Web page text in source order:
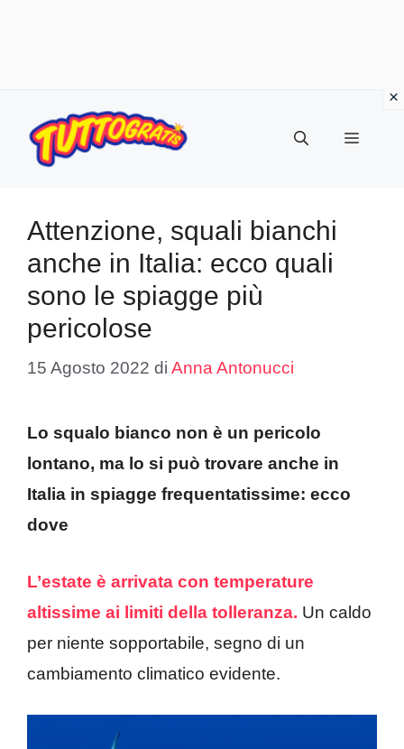
contenuto
Menu
Attenzione, squali bianchi
anche in Italia: ecco quali
sono le spiagge più
pericolose
15 Agosto 2022 di Anna Antonucci
Lo squalo bianco non è un pericolo
lontano, ma lo si può trovare anche in
Italia in spiagge frequentatissime: ecco
dove
L’estate è arrivata con temperature
altissime ai limiti della tolleranza. Un caldo
per niente sopportabile, segno di un
cambiamento climatico evidente.